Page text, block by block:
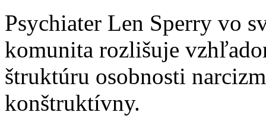
Psychiater Len Sperry vo
komunita rozlišuje
štruktúru osobnosti
konštruktívny.